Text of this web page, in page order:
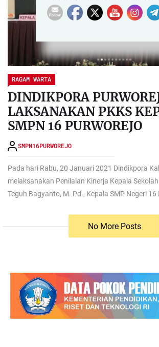
RAGAM WARTA
DINDIKPORA
LAKSANAKAN PKKS
SMPN 16 PURWOREJO
SMPN16PURWOREJO
Pada hari Rabu, 20 Januari 2021 Dindikpora
melaksanakan Penilaian Kinerja Kepala
Teguh Bagyanto, M. Pd., Kepala SMP Negeri
No More Posts